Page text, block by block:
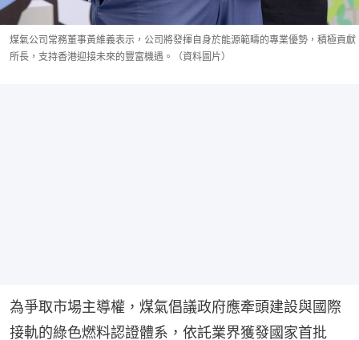
煤氣公司常務董事黃維義表示，公司將發揮自身於能源範疇的專業優勢，積極貢獻
所長，支持香港迎接未來的豐富機遇。（資料圖片）
為爭取市場主導權，煤氣倡議政府應牽頭建設與國際
接軌的綠色燃料認證體系，依託業界獲發國家首批